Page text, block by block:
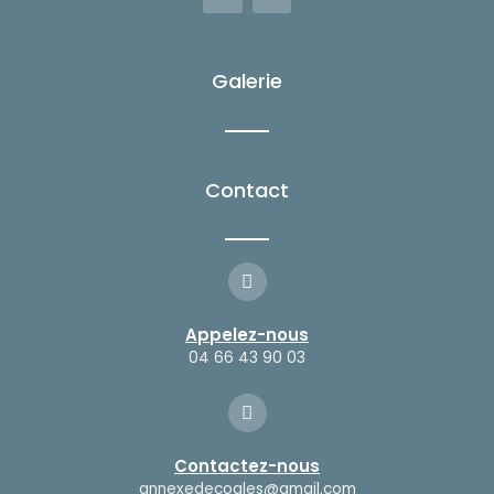
c
o
o
f
s
r
Galerie
Contact
Appelez-nous
04 66 43 90 03
Contactez-nous
annexedecoales@gmail.com